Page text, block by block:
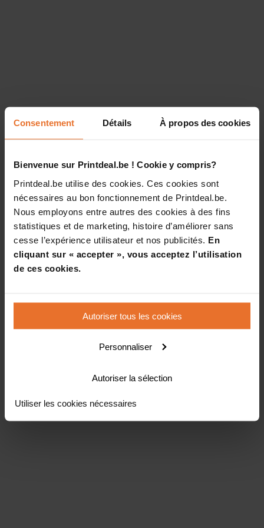
Consentement Détails À propos des cookies
Bienvenue sur Printdeal.be ! Cookie y compris?
Printdeal.be utilise des cookies. Ces cookies sont
nécessaires au bon fonctionnement de Printdeal.be.
Nous employons entre autres des cookies à des fins
statistiques et de marketing, histoire d’améliorer sans
cesse l’expérience utilisateur et nos publicités. En
cliquant sur « accepter », vous acceptez l’utilisation
de ces cookies.
Autoriser tous les cookies
Personnaliser
Autoriser la sélection
Utiliser les cookies nécessaires